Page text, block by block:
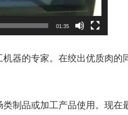
01:35
的专家。在绞出优质肉的
品或加工产品使用。现在